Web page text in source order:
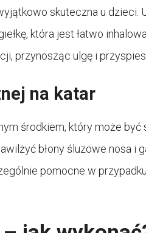
skuteczna u dzieci.
która jest łatwo
przynosząc ulgę i
na katar
środkiem, który może być
błony śluzowe nosa i
pomocne w